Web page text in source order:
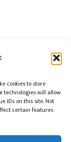
cookies to store
technologies will allow
IDs on this site. Not
certain features